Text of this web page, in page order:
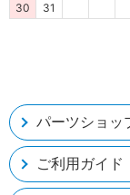
パーツショッ
ご利用ガイド
30
31